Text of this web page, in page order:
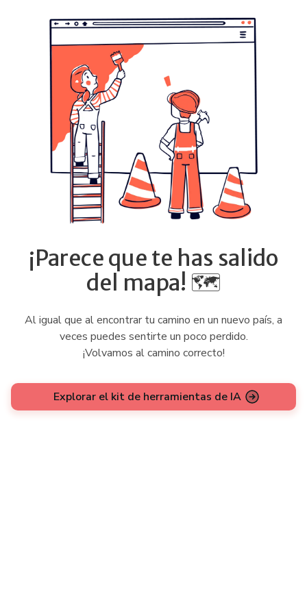
¡Parece que te has salido
del mapa! 🗺️
Al igual que al encontrar tu camino en un nuevo país, a
veces puedes sentirte un poco perdido.
¡Volvamos al camino correcto!
Explorar el kit de herramientas de IA